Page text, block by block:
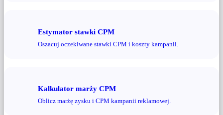
Estymator stawki CPM
Oszacuj oczekiwane stawki CPM i koszty kampanii.
Kalkulator marży CPM
Oblicz marżę zysku i CPM kampanii reklamowej.